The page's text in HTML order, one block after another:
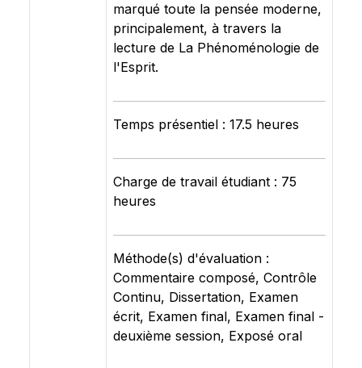
marqué toute la pensée moderne,
principalement, à travers la
lecture de La Phénoménologie de
l'Esprit.
Temps présentiel : 17.5 heures
Charge de travail étudiant : 75
heures
Méthode(s) d'évaluation :
Commentaire composé, Contrôle
Continu, Dissertation, Examen
écrit, Examen final, Examen final -
deuxième session, Exposé oral